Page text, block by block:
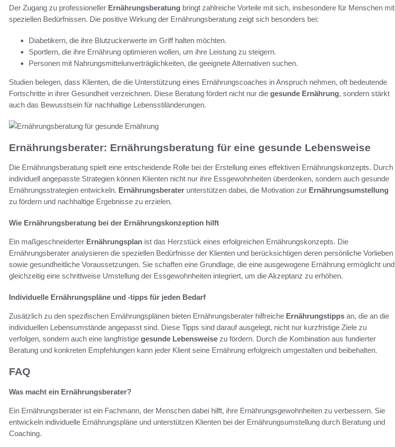
Der Zugang zu professioneller Ernährungsberatung bringt zahlreiche Vorteile mit sich, insbesondere für Menschen mit
speziellen Bedürfnissen. Die positive Wirkung der Ernährungsberatung zeigt sich besonders bei:
Diabetikern, die ihre Blutzuckerwerte im Griff halten möchten.
Sportlern, die ihre Ernährung optimieren wollen, um ihre Leistung zu steigern.
Personen mit Nahrungsmittelunverträglichkeiten, die geeignete Alternativen suchen.
Studien belegen, dass Klienten, die die Unterstützung eines Ernährungscoaches in Anspruch nehmen, oft bedeutende
Fortschritte in ihrer Gesundheit verzeichnen. Diese Beratung fördert nicht nur die gesunde Ernährung, sondern stärkt
auch das Bewusstsein für nachhaltige Lebensstiländerungen.
Ernährungsberater: Ernährungsberatung für eine gesunde Lebensweise
Die Ernährungsberatung spielt eine entscheidende Rolle bei der Erstellung eines effektiven Ernährungskonzepts. Durch
individuell angepasste Strategien können Klienten nicht nur ihre Essgewohnheiten überdenken, sondern auch gesunde
Ernährungsstrategien entwickeln. Ernährungsberater unterstützen dabei, die Motivation zur Ernährungsumstellung
zu fördern und nachhaltige Ergebnisse zu erzielen.
Wie Ernährungsberatung bei der Ernährungskonzeption hilft
Ein maßgeschneiderter Ernährungsplan ist das Herzstück eines erfolgreichen Ernährungskonzepts. Die
Ernährungsberater analysieren die speziellen Bedürfnisse der Klienten und berücksichtigen deren persönliche Vorlieben
sowie gesundheitliche Voraussetzungen. Sie schaffen eine Grundlage, die eine ausgewogene Ernährung ermöglicht und
gleichzeitig eine schrittweise Umstellung der Essgewohnheiten integriert, um die Akzeptanz zu erhöhen.
Individuelle Ernährungspläne und -tipps für jeden Bedarf
Zusätzlich zu den spezifischen Ernährungsplänen bieten Ernährungsberater hilfreiche Ernährungstipps an, die an die
individuellen Lebensumstände angepasst sind. Diese Tipps sind darauf ausgelegt, nicht nur kurzfristige Ziele zu
verfolgen, sondern auch eine langfristige gesunde Lebensweise zu fördern. Durch die Kombination aus fundierter
Beratung und konkreten Empfehlungen kann jeder Klient seine Ernährung erfolgreich umgestalten und beibehalten.
FAQ
Was macht ein Ernährungsberater?
Ein Ernährungsberater ist ein Fachmann, der Menschen dabei hilft, ihre Ernährungsgewohnheiten zu verbessern. Sie
entwickeln individuelle Ernährungspläne und unterstützen Klienten bei der Ernährungsumstellung durch Beratung und
Coaching.